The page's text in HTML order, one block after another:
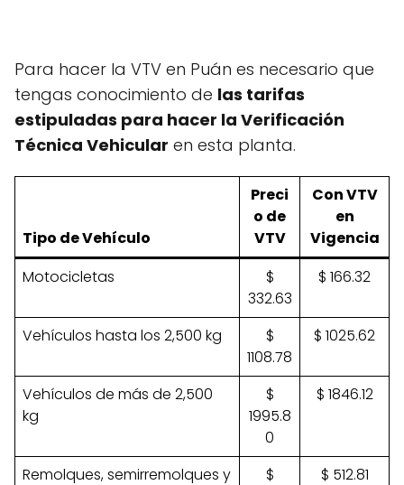
Para hacer la VTV en Puán es necesario que
tengas conocimiento de las tarifas
estipuladas para hacer la Verificación
Técnica Vehicular en esta planta.
Tipo de Vehículo
Preci
o de
VTV
Con VTV
en
Vigencia
Motocicletas
$
332.63
$ 166.32
Vehículos hasta los 2,500 kg
$
1108.78
$ 1025.62
Vehículos de más de 2,500
kg
$
1995.8
0
$ 1846.12
Remolques, semirremolques y
$
$ 512.81